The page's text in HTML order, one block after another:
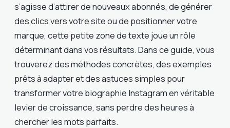
s’agisse d’attirer de nouveaux abonnés, de générer
des clics vers votre site ou de positionner votre
marque, cette petite zone de texte joue un rôle
déterminant dans vos résultats. Dans ce guide, vous
trouverez des méthodes concrètes, des exemples
prêts à adapter et des astuces simples pour
transformer votre biographie Instagram en véritable
levier de croissance, sans perdre des heures à
chercher les mots parfaits.